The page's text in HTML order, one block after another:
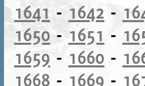
1641 - 1642 -
1650-1651 -
1659 - 1660 -
1668 - 1669 -